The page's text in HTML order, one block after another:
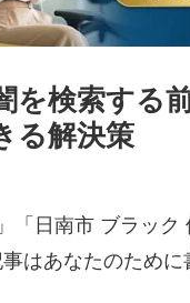
を検索する
る解決策
「日南市 ブラッ
はあなたのために